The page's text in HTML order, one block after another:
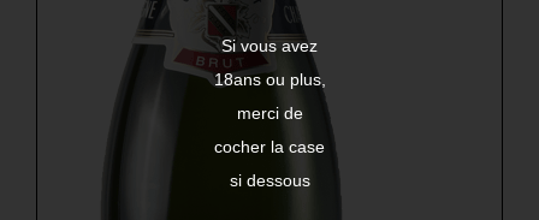
Si vous avez
18ans ou plus,
merci de
cocher la case
si dessous